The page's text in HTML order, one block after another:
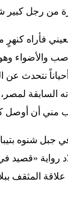
من رجل
فأراه
والأضواء وهو
نتحدث
السابقة
مني أن
جبل شنوه
«قصيد في
علاقة